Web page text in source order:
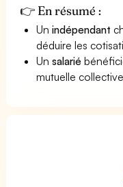
👉 En résumé :
Unindépendant
déduire les
Unsalarié
mutuelle